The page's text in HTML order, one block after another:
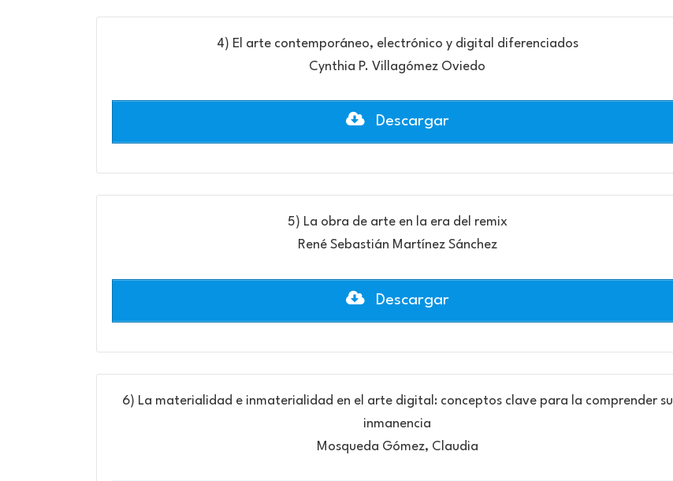
4) El arte contemporáneo, electrónico y digital diferenciados
Cynthia P. Villagómez Oviedo
Descargar
5) La obra de arte en la era del remix
René Sebastián Martínez Sánchez
Descargar
6) La materialidad e inmaterialidad en el arte digital: conceptos clave para la comprender su
inmanencia
Mosqueda Gómez, Claudia